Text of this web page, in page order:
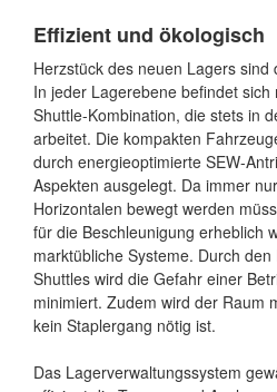
Effizient und ökologisch
Herzstück des neuen Lagers sind
In jeder Lagerebene befindet sich
Shuttle-Kombination, die stets in
arbeitet. Die kompakten
durch energieoptimierte SEW-
Aspekten ausgelegt. Da immer
Horizontalen bewegt werden
für die Beschleunigung erheblich
marktübliche Systeme. Durch
Shuttles wird die Gefahr einer
minimiert. Zudem wird der Raum
kein Staplergang nötig ist.
Das Lagerverwaltungssystem